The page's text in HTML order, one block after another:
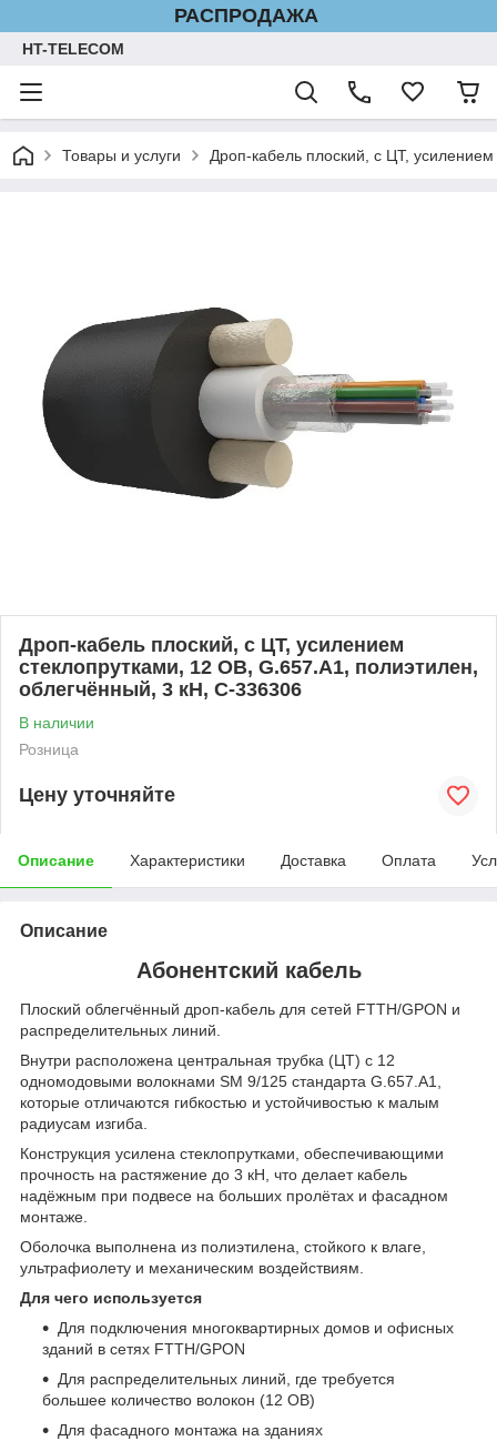
РАСПРОДАЖА
HT-TELECOM
Товары и услуги Дроп-кабель плоский, с ЦТ,
Дроп-кабель плоский, с ЦТ, усилением
стеклопрутками, 12 ОВ, G.657.A1, полиэтилен,
облегчённый, 3 кН, C-336306
В наличии
Розница
Цену уточняйте
Описание Характеристики Доставка Оплата
Описание
Абонентский кабель
Плоский облегчённый дроп‑кабель для сетей FTTH/GPON и
распределительных линий.
Внутри расположена центральная трубка (ЦТ) с 12
одномодовыми волокнами SM 9/125 стандарта G.657.A1,
которые отличаются гибкостью и устойчивостью к малым
радиусам изгиба.
Конструкция усилена стеклопрутками, обеспечивающими
прочность на растяжение до 3 кН, что делает кабель
надёжным при подвесе на больших пролётах и фасадном
монтаже.
Оболочка выполнена из полиэтилена, стойкого к влаге,
ультрафиолету и механическим воздействиям.
Для чего используется
Для подключения многоквартирных домов и офисных
зданий в сетях FTTH/GPON
Для распределительных линий, где требуется
большее количество волокон (12 ОВ)
Для фасадного монтажа на зданиях